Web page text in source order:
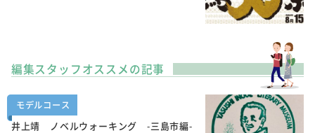
編集スタッフオススメの記事
モデルコース
井上靖 ノベルウォーキング -三島市編-